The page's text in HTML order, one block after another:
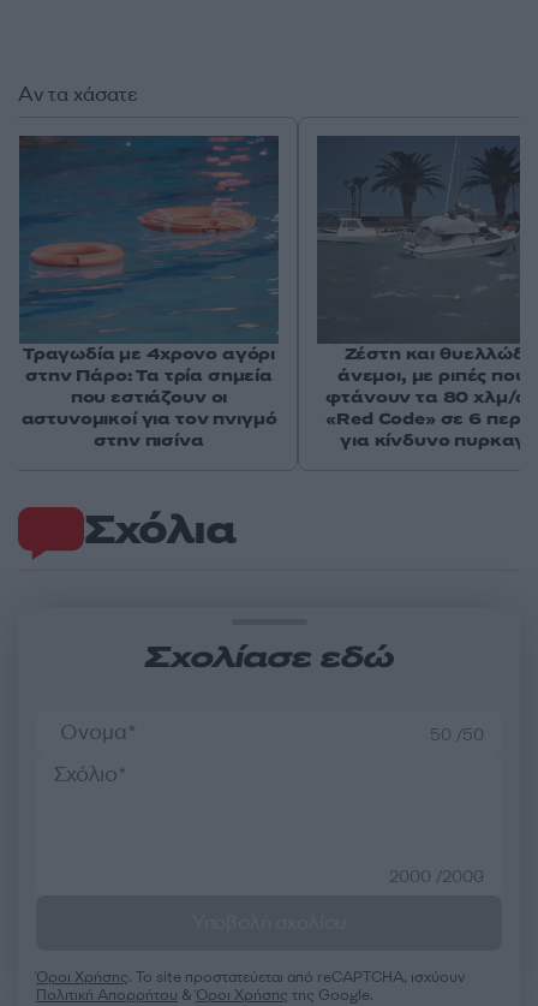
Σχόλια
Σχολίασε εδώ
50 /50
2000 /2000
Όροι Χρήσης. Το site προστατεύεται από reCAPTCHA, ισχύουν
Πολιτική Απορρήτου &Όροι Χρήσης της Google.
Αν τα χάσατε
Τραγωδία με 4χρονο αγόρι
στην Πάρο: Τα τρία σημεία
που εστιάζουν οι
αστυνομικοί για τον πνιγμό
στην πισίνα
Ζέστη και
άνεμοι, με ριπές που
φτάνουν τα 80 χλμ/
«Red Code» σε 6
για κίνδυνο